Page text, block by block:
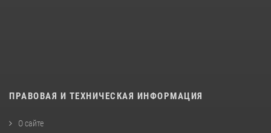
ПРАВОВАЯ И ТЕХНИЧЕСКАЯ ИНФОРМАЦИЯ
О сайте